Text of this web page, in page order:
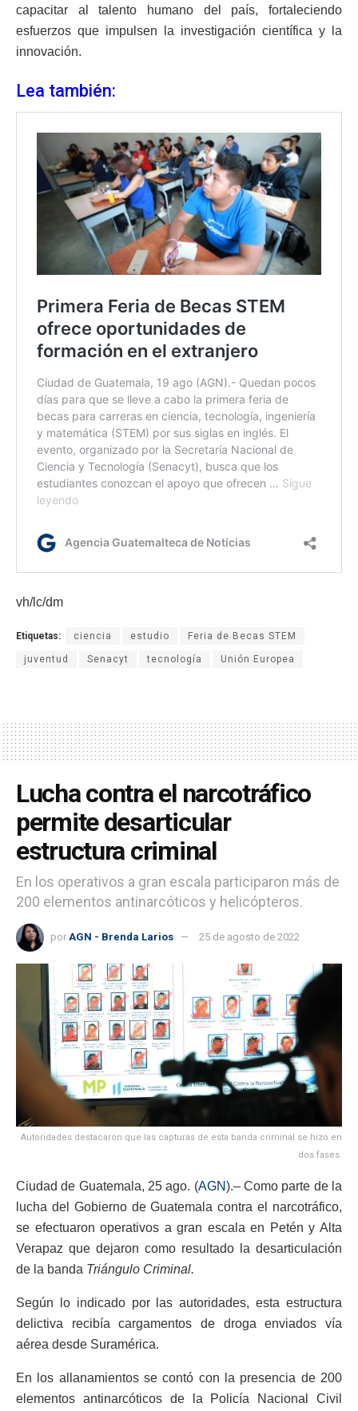
capacitar al talento humano del país, fortaleciendo
esfuerzos que impulsen la investigación científica y la
innovación.
Lea también:
vh/lc/dm
Etiquetas: ciencia estudio Feria de Becas STEM
juventud Senacyt tecnología Unión Europea
Lucha contra el narcotráfico
permite desarticular
estructura criminal
En los operativos a gran escala participaron más de
200 elementos antinarcóticos y helicópteros.
por AGN - Brenda Larios 25 de agosto de 2022
Autoridades destacaron que las capturas de esta banda criminal se hizo en
dos fases.
Ciudad de Guatemala, 25 ago. (AGN).– Como parte de la
lucha del Gobierno de Guatemala contra el narcotráfico,
se efectuaron operativos a gran escala en Petén y Alta
Verapaz que dejaron como resultado la desarticulación
de la banda Triángulo Criminal.
Según lo indicado por las autoridades, esta estructura
delictiva recibía cargamentos de droga enviados vía
aérea desde Suramérica.
En los allanamientos se contó con la presencia de 200
elementos antinarcóticos de la Policía Nacional Civil